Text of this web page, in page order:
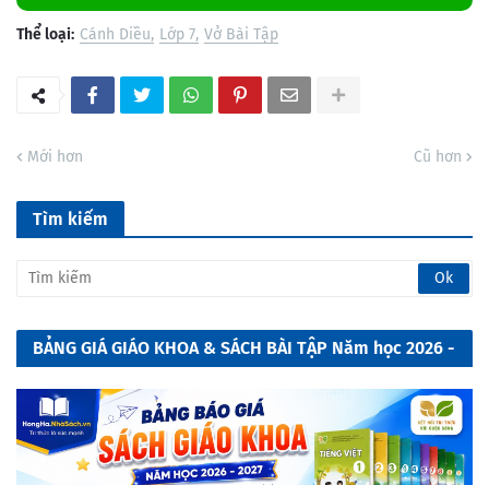
Thể loại: Cánh Diều Lớp 7 Vở Bài Tập
Mới hơn Cũ hơn
Tìm kiếm
BẢNG GIÁ GIÁO KHOA & SÁCH BÀI TẬP Năm học 2026 -
2027